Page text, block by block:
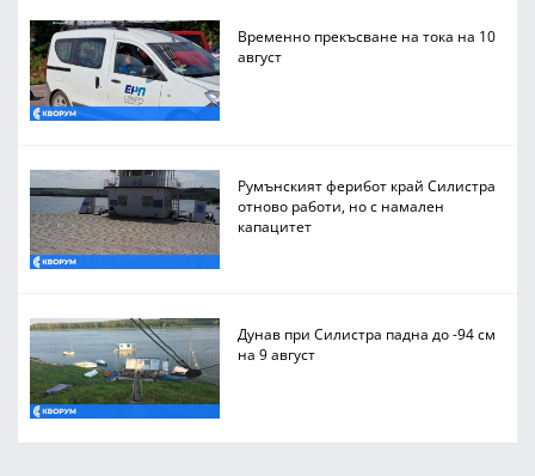
Временно прекъсване на тока на 10
август
Румънският ферибот край Силистра
отново работи, но с намален
капацитет
Дунав при Силистра падна до -94 см
на 9 август